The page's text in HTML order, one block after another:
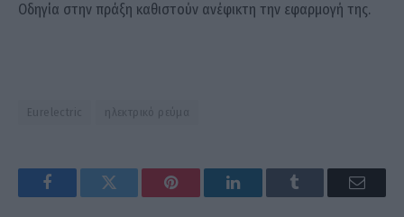
Οδηγία στην πράξη καθιστούν ανέφικτη την εφαρμογή της.
Eurelectric ηλεκτρικό ρεύμα
FacebookTwitter Pinterest LinkedInTumblr Email